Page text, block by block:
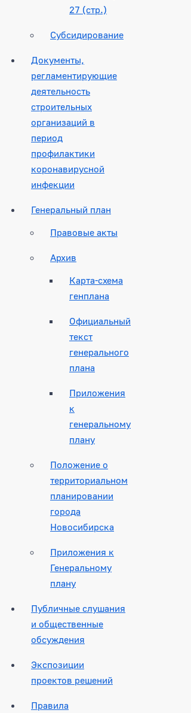
27 (стр.)
Субсидирование
Документы,
регламентирующие
деятельность
строительных
организаций в
период
профилактики
коронавирусной
инфекции
Генеральный план
Правовые акты
Архив
Карта-схема
генплана
Официальный
текст
генерального
плана
Приложения
к
генеральному
плану
Положение о
территориальном
планировании
города
Новосибирска
Приложения к
Генеральному
плану
Публичные слушания
и общественные
обсуждения
Экспозиции
проектов решений
Правила